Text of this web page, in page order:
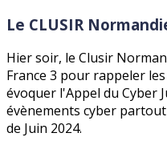
Le CLUSIR
Hier soir, le Clusir
France 3 pour rappeler
évoquer l'Appel du Cyber
évènements cyber
de Juin 2024.